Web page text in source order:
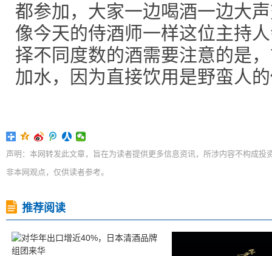
都参加，大家一边喝酒一边大
像今天的侍酒师一样这位主持
择不同度数的酒需要注意的是
加水，因为直接饮用是野蛮人
声明：本网转发此文章，旨在为读者提供更多信息资讯，所涉内容不构成
非本网观点，仅供读者参考。
推荐阅读